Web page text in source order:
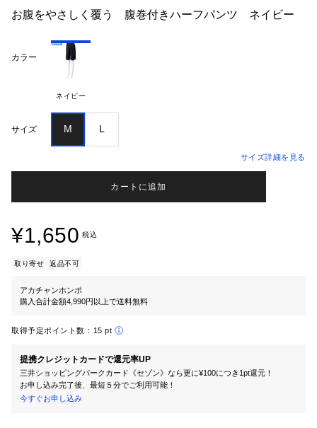
お腹をやさしく覆う 腹巻付きハーフパンツ ネイビー
カラー
ネイビー
サイズ M L
サイズ詳細を見る
カートに追加
¥1,650 税込
取り寄せ 返品不可
アカチャンホンポ
購入合計金額4,990円以上で送料無料
取得予定ポイント数： 15 pt
提携クレジットカードで還元率UP
三井ショッピングパークカード《セゾン》なら更に¥100につき1pt還元！
お申し込み完了後、最短５分でご利用可能！
今すぐお申し込み